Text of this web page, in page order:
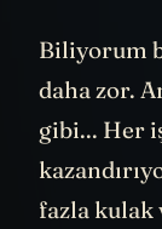
Biliyorum
daha zor.
gibi... Her